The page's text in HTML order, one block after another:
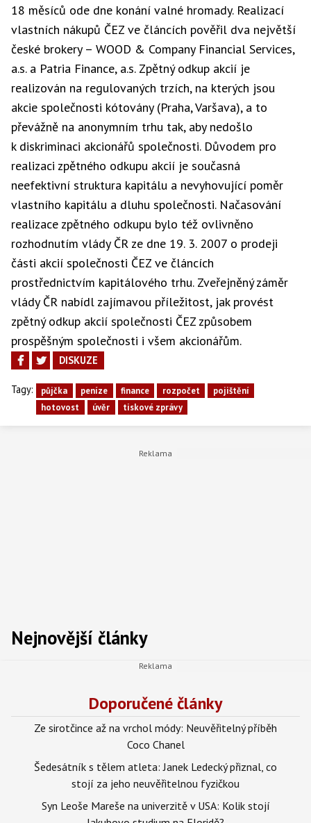
18 měsíců ode dne konání valné hromady. Realizací
vlastních nákupů ČEZ ve článcích pověřil dva největší
české brokery – WOOD & Company Financial Services,
a.s. a Patria Finance, a.s. Zpětný odkup akcií je
realizován na regulovaných trzích, na kterých jsou
akcie společnosti kótovány (Praha, Varšava), a to
převážně na anonymním trhu tak, aby nedošlo
k diskriminaci akcionářů společnosti. Důvodem pro
realizaci zpětného odkupu akcií je současná
neefektivní struktura kapitálu a nevyhovující poměr
vlastního kapitálu a dluhu společnosti. Načasování
realizace zpětného odkupu bylo též ovlivněno
rozhodnutím vlády ČR ze dne 19. 3. 2007 o prodeji
části akcií společnosti ČEZ ve článcích
prostřednictvím kapitálového trhu. Zveřejněný záměr
vlády ČR nabídl zajímavou příležitost, jak provést
zpětný odkup akcií společnosti ČEZ způsobem
prospěšným společnosti i všem akcionářům.
DISKUZE
Tagy: půjčka peníze finance rozpočet
pojištění
hotovost
úvěr tiskové zprávy
Nejnovější články
Doporučené články
Ze sirotčince až na vrchol módy: Neuvěřitelný příběh
Coco Chanel
Šedesátník s tělem atleta: Janek Ledecký přiznal, co
stojí za jeho neuvěřitelnou fyzičkou
Syn Leoše Mareše na univerzitě v USA: Kolik stojí